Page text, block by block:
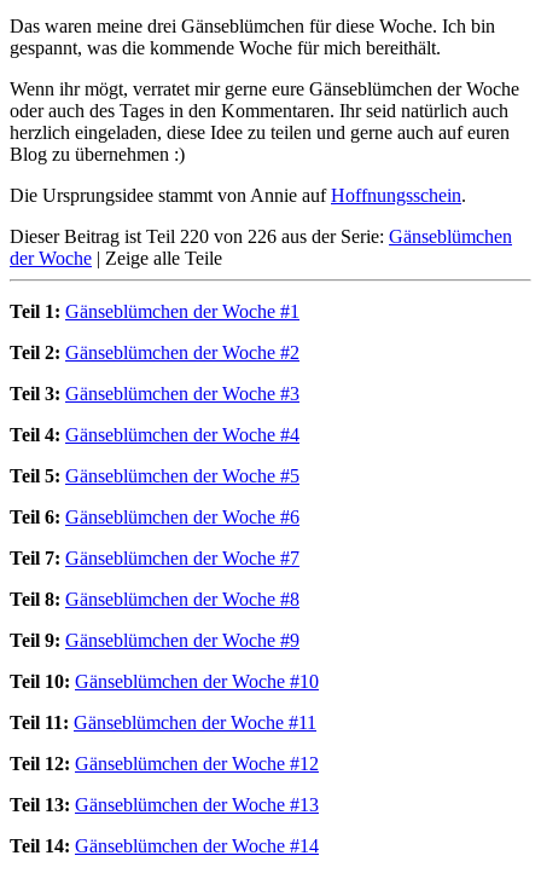
Das waren meine drei Gänseblümchen für diese Woche. Ich bin
gespannt, was die kommende Woche für mich bereithält.
Wenn ihr mögt, verratet mir gerne eure Gänseblümchen der Woche
oder auch des Tages in den Kommentaren. Ihr seid natürlich auch
herzlich eingeladen, diese Idee zu teilen und gerne auch auf euren
Blog zu übernehmen :)
Die Ursprungsidee stammt von Annie aufHoffnungsschein.
Dieser Beitrag ist Teil 220 von 226 aus der Serie: Gänseblümchen
der Woche | Zeige alle Teile
Teil 1: Gänseblümchen der Woche #1
Teil 2: Gänseblümchen der Woche #2
Teil 3: Gänseblümchen der Woche #3
Teil 4: Gänseblümchen der Woche #4
Teil 5: Gänseblümchen der Woche #5
Teil 6: Gänseblümchen der Woche #6
Teil 7: Gänseblümchen der Woche #7
Teil 8: Gänseblümchen der Woche #8
Teil 9: Gänseblümchen der Woche #9
Teil 10: Gänseblümchen der Woche #10
Teil 11: Gänseblümchen der Woche #11
Teil 12: Gänseblümchen der Woche #12
Teil 13: Gänseblümchen der Woche #13
Teil 14: Gänseblümchen der Woche #14